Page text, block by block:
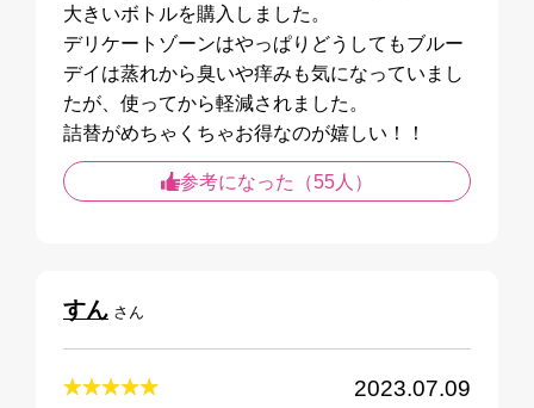
大きいボトルを購入しました。
デリケートゾーンはやっぱりどうしてもブルー
デイは蒸れから臭いや痒みも気になっていまし
たが、使ってから軽減されました。
詰替がめちゃくちゃお得なのが嬉しい！！
参考になった（55人）
すんさん
2023.07.09